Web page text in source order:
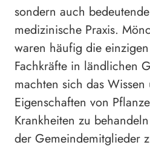
sondern auch
medizinische Praxis.
waren häufig die
Fachkräfte in ländlichen
machten sich das
Eigenschaften von
Krankheiten zu
der Gemeindemitglieder